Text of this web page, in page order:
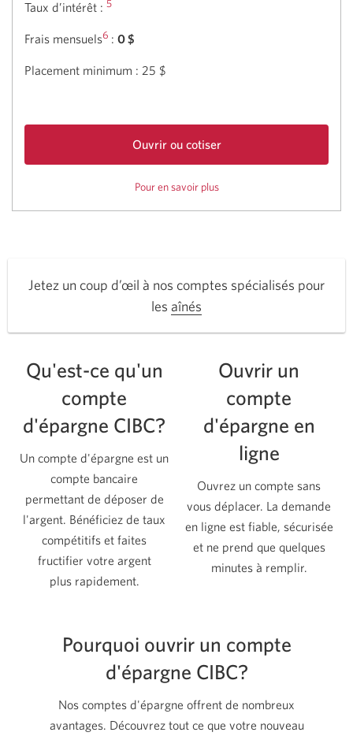
Taux d’intérêt : 5
Frais mensuels6 : 0 $
Placement minimum : 25 $
Ouvrir ou cotiser
nouvelle
Pour en savoir plussur
REER
quotidien
Jetez un coup d’œil à nos comptes spécialisés pour
les aînés
Qu'est-ce qu'un
compte
d'épargne CIBC?
Un compte d'épargne est un
compte bancaire
permettant de déposer de
l'argent. Bénéficiez de taux
compétitifs et faites
fructifier votre argent
plus rapidement.
Ouvrir un
compte
d'épargne en
ligne
Ouvrez un compte sans
vous déplacer. La demande
en ligne est fiable, sécurisée
et ne prend que quelques
minutes à remplir.
Pourquoi ouvrir un compte
d'épargne CIBC?
Nos comptes d'épargne offrent de nombreux
avantages. Découvrez tout ce que votre nouveau